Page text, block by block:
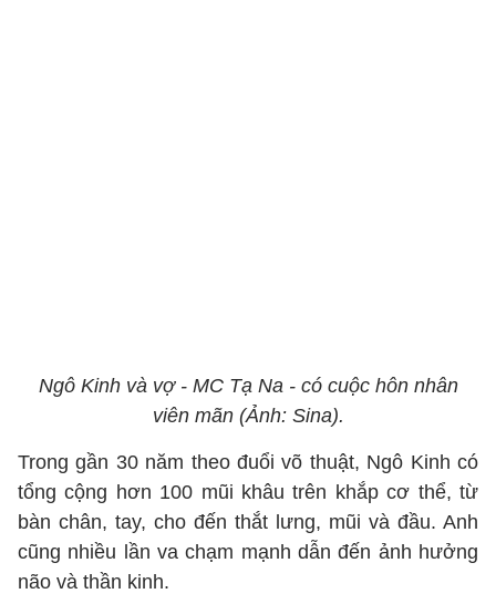
Ngô Kinh và vợ - MC Tạ Na - có cuộc hôn nhân
viên mãn (Ảnh: Sina).
Trong gần 30 năm theo đuổi võ thuật, Ngô Kinh có
tổng cộng hơn 100 mũi khâu trên khắp cơ thể, từ
bàn chân, tay, cho đến thắt lưng, mũi và đầu. Anh
cũng nhiều lần va chạm mạnh dẫn đến ảnh hưởng
não và thần kinh.